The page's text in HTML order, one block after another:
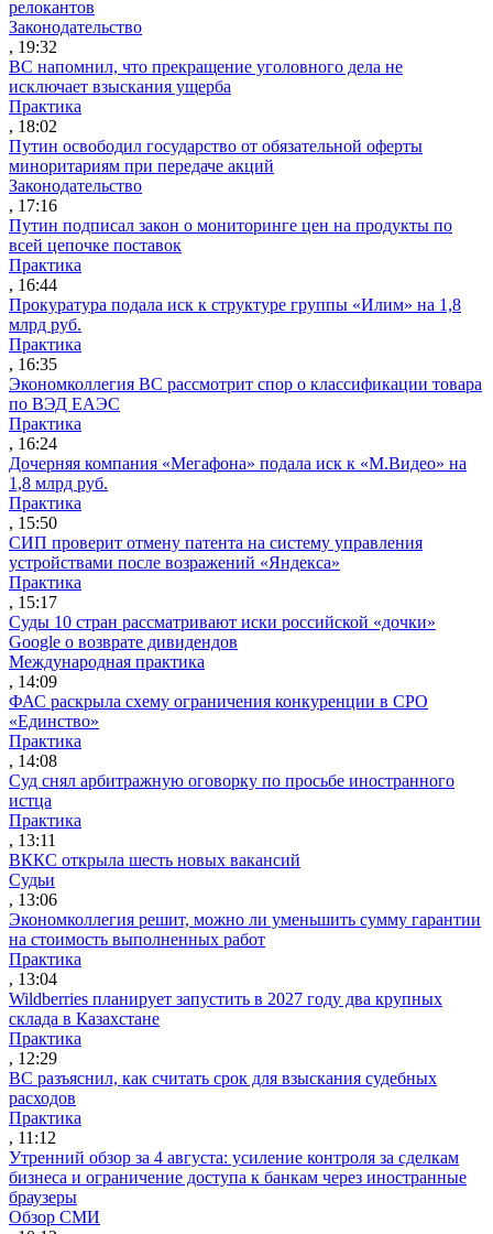
релокантов
Законодательство
, 19:32
ВС напомнил, что прекращение уголовного дела не
исключает взыскания ущерба
Практика
, 18:02
Путин освободил государство от обязательной оферты
миноритариям при передаче акций
Законодательство
, 17:16
Путин подписал закон о мониторинге цен на продукты по
всей цепочке поставок
Практика
, 16:44
Прокуратура подала иск к структуре группы «Илим» на 1,8
млрд руб.
Практика
, 16:35
Экономколлегия ВС рассмотрит спор о классификации товара
по ВЭД ЕАЭС
Практика
, 16:24
Дочерняя компания «Мегафона» подала иск к «М.Видео» на
1,8 млрд руб.
Практика
, 15:50
СИП проверит отмену патента на систему управления
устройствами после возражений «Яндекса»
Практика
, 15:17
Суды 10 стран рассматривают иски российской «дочки»
Google о возврате дивидендов
Международная практика
, 14:09
ФАС раскрыла схему ограничения конкуренции в СРО
«Единство»
Практика
, 14:08
Суд снял арбитражную оговорку по просьбе иностранного
истца
Практика
, 13:11
ВККС открыла шесть новых вакансий
Судьи
, 13:06
Экономколлегия решит, можно ли уменьшить сумму гарантии
на стоимость выполненных работ
Практика
, 13:04
Wildberries планирует запустить в 2027 году два крупных
склада в Казахстане
Практика
, 12:29
ВС разъяснил, как считать срок для взыскания судебных
расходов
Практика
, 11:12
Утренний обзор за 4 августа: усиление контроля за сделкам
бизнеса и ограничение доступа к банкам через иностранные
браузеры
Обзор СМИ